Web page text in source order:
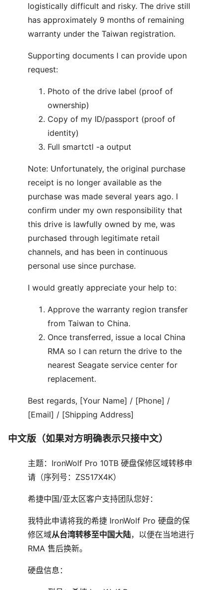
logistically difficult and risky. The drive still
has approximately 9 months of remaining
warranty under the Taiwan registration.
Supporting documents I can provide upon
request:
Photo of the drive label (proof of
ownership)
Copy of my ID/passport (proof of
identity)
Full smartctl -a output
Note: Unfortunately, the original purchase
receipt is no longer available as the
purchase was made several years ago. I
confirm under my own responsibility that
this drive is lawfully owned by me, was
purchased through legitimate retail
channels, and has been in continuous
personal use since purchase.
I would greatly appreciate your help to:
Approve the warranty region transfer
from Taiwan to China.
Once transferred, issue a local China
RMA so I can return the drive to the
nearest Seagate service center for
replacement.
Best regards, [Your Name] / [Phone] /
[Email] / [Shipping Address]
中文版（如果对方明确表示只接中文）
主题：IronWolf Pro 10TB 硬盘保修区域转移申
请（序列号：ZS517X4K）
希捷中国/亚太区客户支持团队您好：
我特此申请将我的希捷 IronWolf Pro 硬盘的保
修区域从台湾转移至中国大陆，以便在当地进行
RMA 售后换新。
硬盘信息：